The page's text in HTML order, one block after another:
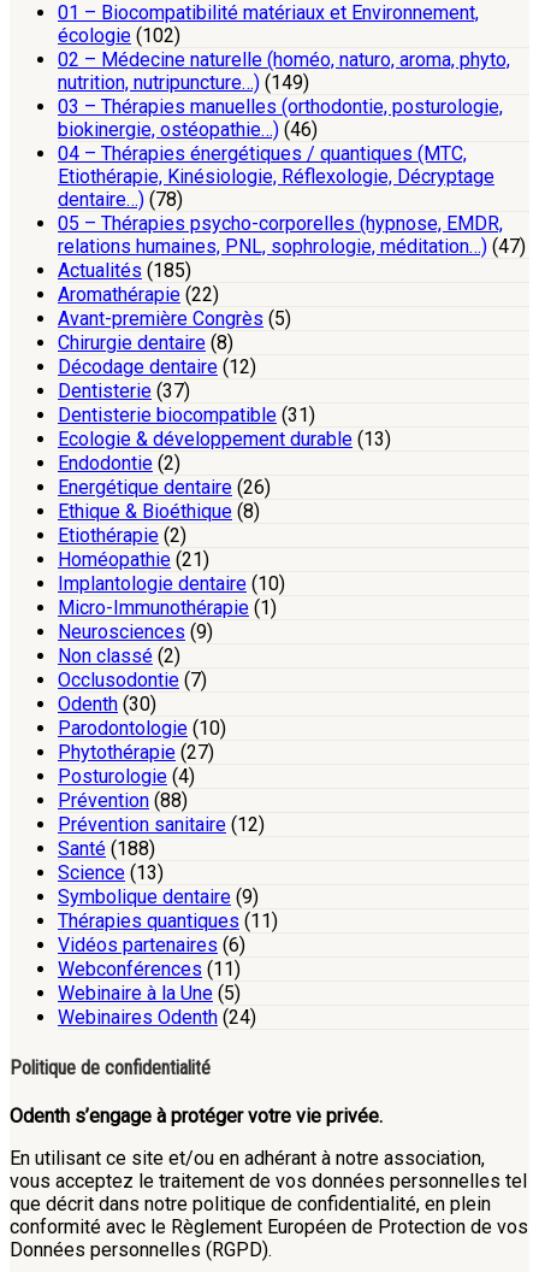
01 – Biocompatibilité matériaux et Environnement,
écologie (102)
02 – Médecine naturelle (homéo, naturo, aroma, phyto,
nutrition, nutripuncture…) (149)
03 – Thérapies manuelles (orthodontie, posturologie,
biokinergie, ostéopathie…) (46)
04 – Thérapies énergétiques / quantiques (MTC,
Etiothérapie, Kinésiologie, Réflexologie, Décryptage
dentaire…) (78)
05 – Thérapies psycho-corporelles (hypnose, EMDR,
relations humaines, PNL, sophrologie, méditation…) (47)
Actualités (185)
Aromathérapie (22)
Avant-première Congrès (5)
Chirurgie dentaire (8)
Décodage dentaire (12)
Dentisterie (37)
Dentisterie biocompatible (31)
Ecologie & développement durable (13)
Endodontie (2)
Energétique dentaire (26)
Ethique & Bioéthique (8)
Etiothérapie (2)
Homéopathie (21)
Implantologie dentaire (10)
Micro-Immunothérapie (1)
Neurosciences (9)
Non classé (2)
Occlusodontie (7)
Odenth (30)
Parodontologie (10)
Phytothérapie (27)
Posturologie (4)
Prévention (88)
Prévention sanitaire (12)
Santé (188)
Science (13)
Symbolique dentaire (9)
Thérapies quantiques (11)
Vidéos partenaires (6)
Webconférences (11)
Webinaire à la Une (5)
Webinaires Odenth (24)
Politique de confidentialité
Odenth s’engage à protéger votre vie privée.
En utilisant ce site et/ou en adhérant à notre association,
vous acceptez le traitement de vos données personnelles tel
que décrit dans notre politique de confidentialité, en plein
conformité avec le Règlement Européen de Protection de vos
Données personnelles (RGPD).